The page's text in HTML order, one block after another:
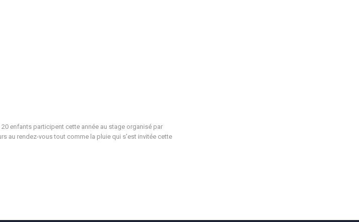
enfants participent cette année au stage organisé par
au rendez-vous tout comme la pluie qui s’est invitée cette